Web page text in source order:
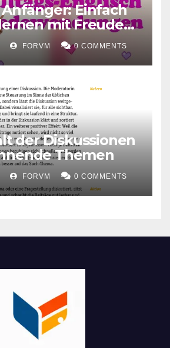
Einfach
mit Freude
FORVM 0 COMMENTS
der Diskussionen
Themen
FORVM 0 COMMENTS